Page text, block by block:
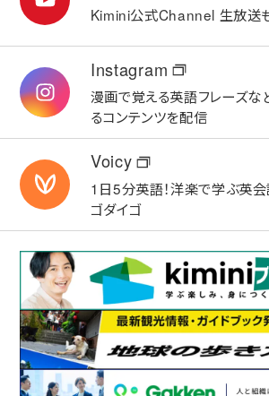
Kimini公式Channel 生放送
Instagram
漫画で覚える英語フレーズな
るコンテンツを配信
Voicy
1日5分英語！洋楽で学ぶ英
ゴダイゴ